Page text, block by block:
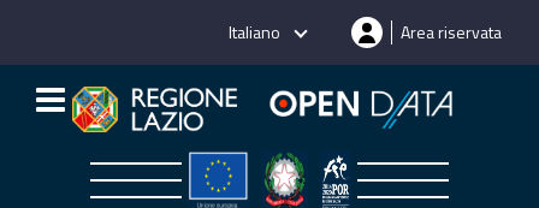
Italiano Area riservata